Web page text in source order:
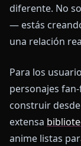
diferente. No
— estás
una relación
Para los
personajes
construir
extensa
anime listas